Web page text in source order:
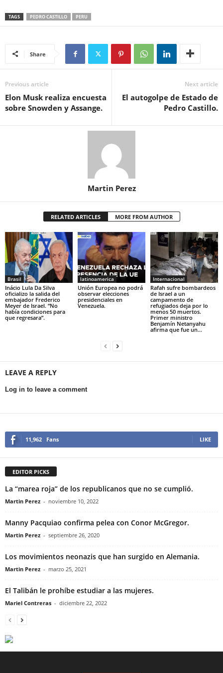
TAGS PEDRO CASTILLO PERU
Share
Previous article
Elon Musk realiza encuesta
sobre Snowden y Assange.
Next article
El autogolpe de Estado de
Pedro Castillo.
Martin Perez
RELATED ARTICLES MORE FROM AUTHOR
Brasil
Inácio Lula Da Silva
oficializo la salida del
embajador Frederico
Meyer de Israel. “No
había condiciones para
que regresara”.
latinoamerica
Unión Europea no podrá
observar elecciones
presidenciales en
Venezuela.
Internacional
Rafah sufre bombardeos
de Israel a un
campamento de
refugiados deja por lo
menos 50 muertos.
Primer ministro
Benjamín Netanyahu
afirma que fue un...
LEAVE A REPLY
Log in to leave a comment
11,962 Fans LIKE
EDITOR PICKS
La “marea roja” de los republicanos que no se cumplió.
Martin Perez - noviembre 10, 2022
Manny Pacquiao confirma pelea con Conor McGregor.
Martin Perez - septiembre 26, 2020
Los movimientos neonazis que han surgido en Alemania.
Martin Perez - marzo 25, 2021
El Talibán le prohíbe estudiar a las mujeres.
Mariel Contreras - diciembre 22, 2022